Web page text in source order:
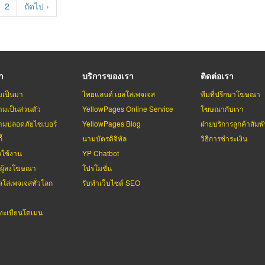
Page
2
Next
page
ถัดไป ›
ป็นมา
เป็นส่วนตัว
ปลอดภัยไซเบอร์
ช้งาน
ลงโฆษณา
โล่เพจเจสทั่วโลก
เบียนโดเมน
บริการของเรา
ไทยแลนด์ เยลโล่เพจเจส
YellowPages Online Service
YellowPages Blog
นามบัตรดิจิทัล
YP Chatbot
โปรโมชั่น
รับทำเว็บไซต์ SEO
ติดต่อเรา
ทีมที่ปรึกษาโฆษณา
โฆษณากับเรา
ฝ่ายบริการลูกค้าสัม
วิธีการชำระเงิน